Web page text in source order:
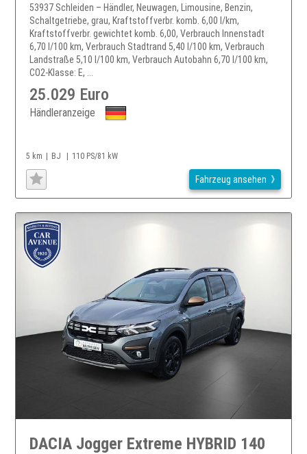
53937 Schleiden – Händler, Neuwagen, Limousine, Benzin,
Schaltgetriebe, grau, Kraftstoffverbr. komb. 6,00 l/km,
Kraftstoffverbr. gewichtet komb. 6,00, Verbrauch Innenstadt
6,70 l/100 km, Verbrauch Stadtrand 5,40 l/100 km, Verbrauch
Landstraße 5,10 l/100 km, Verbrauch Autobahn 6,70 l/100 km,
CO2-Klasse: E, ...
25.029 Euro
Händleranzeige
5 km BJ 110 PS/81 kW
Fahrzeug ansehen
DACIA Jogger Extreme HYBRID 140